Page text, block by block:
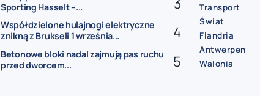
Sporting Hasselt –...
Współdzielone hulajnogi elektryczne
znikną z Brukseli 1 września...
Betonowe bloki nadal zajmują pas ruchu
przed dworcem...
Transport
Świat
Flandria
Antwerpen
Walonia